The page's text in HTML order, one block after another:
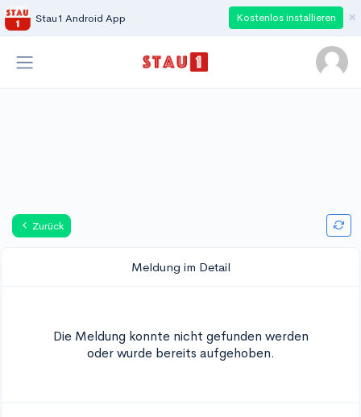
Stau1 Android App Kostenlos installieren ×
Zurück
Meldung im Detail
Die Meldung konnte nicht gefunden werden
oder wurde bereits aufgehoben.